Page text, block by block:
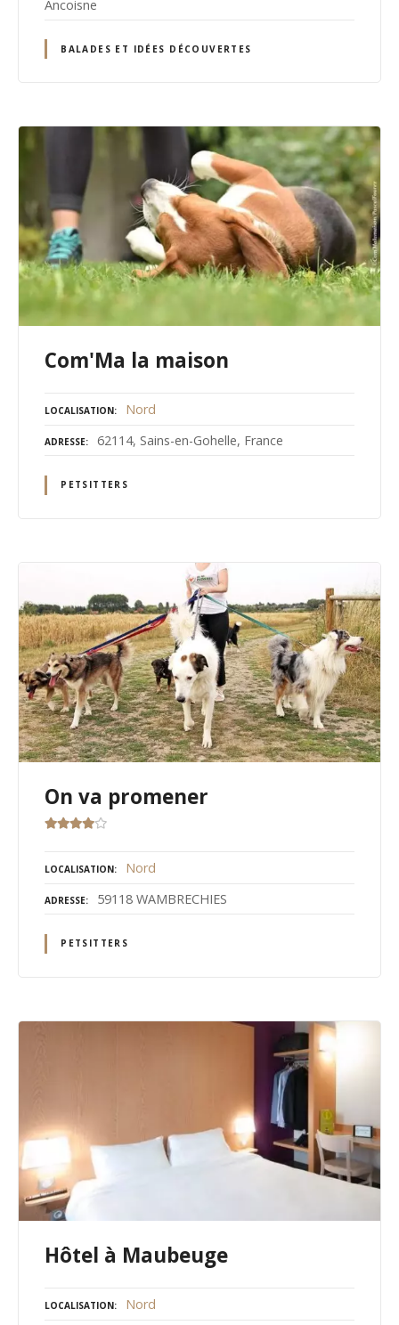
Ancoisne
BALADES ET IDÉES DÉCOUVERTES
Com'Ma la maison
LOCALISATION Nord
ADRESSE 62114, Sains-en-Gohelle, France
PETSITTERS
On va promener
LOCALISATION Nord
ADRESSE 59118 WAMBRECHIES
PETSITTERS
Hôtel à Maubeuge
LOCALISATION Nord